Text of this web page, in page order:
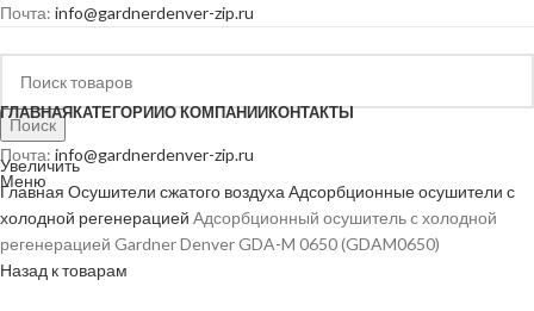
Почта: info@gardnerdenver-zip.ru
Поиск
Почта: info@gardnerdenver-zip.ru
Меню
ГЛАВНАЯКАТЕГОРИИО КОМПАНИИКОНТАКТЫ
Увеличить
Главная Осушители сжатого воздухаАдсорбционные осушители с
холодной регенерацией Адсорбционный осушитель c холодной
регенерацией Gardner Denver GDA-M 0650 (GDAM0650)
Назад к товарам